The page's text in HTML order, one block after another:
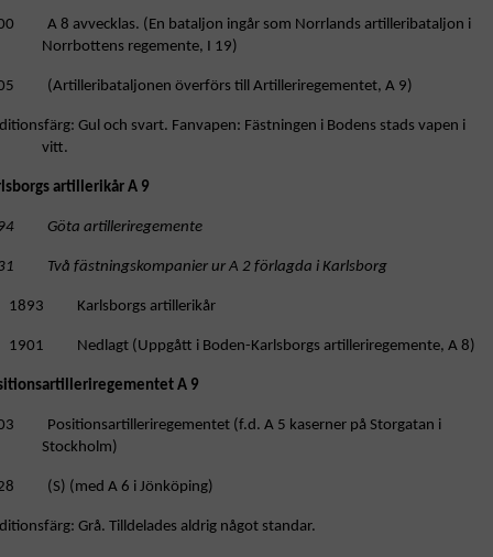
A 8 avvecklas. (En bataljon ingår som Norrlands artilleribataljon i
Norrbottens regemente, I 19)
(Artilleribataljonen överförs till Artilleriregementet, A 9)
Gul och svart. Fanvapen: Fästningen i Bodens stads vapen i
vitt.
artillerikår A 9
Göta artilleriregemente
Två fästningskompanier ur A 2 förlagda i Karlsborg
1893 Karlsborgs artillerikår
1901 Nedlagt (Uppgått i Boden-Karlsborgs artilleriregemente, A 8)
A 9
Positionsartilleriregementet (f.d. A 5 kaserner på Storgatan i
Stockholm)
(S) (med A 6 i Jönköping)
Grå. Tilldelades aldrig något standar.